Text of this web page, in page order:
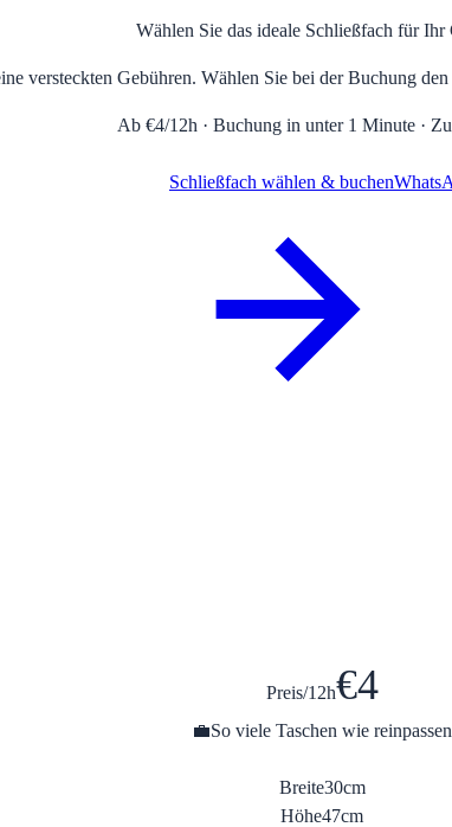
Wählen Sie das ideale Schließfach für Ihr
versteckten Gebühren. Wählen Sie bei der Buchung
Ab €4/12h · Buchung in unter 1 Minute ·
Schließfach wählen & buchen
Preis/12h€4
💼So viele Taschen wie reinpassen
Breite30cm
Höhe47cm